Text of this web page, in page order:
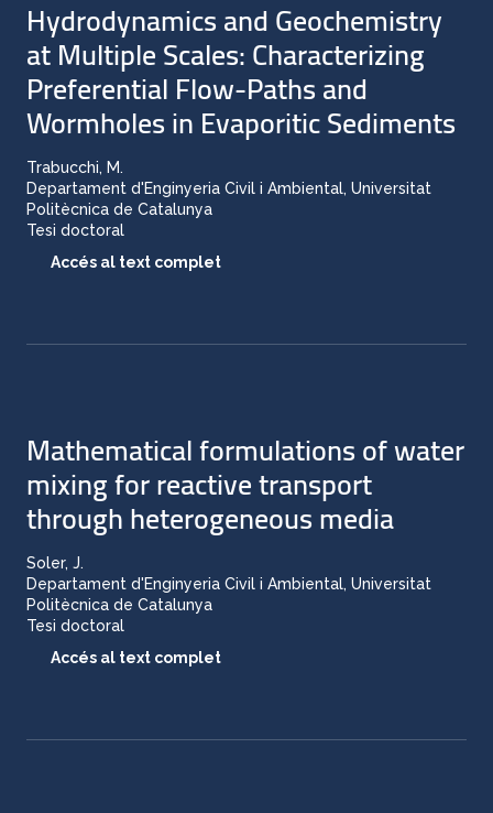
Hydrodynamics and Geochemistry
at Multiple Scales: Characterizing
Preferential Flow-Paths and
Wormholes in Evaporitic Sediments
Trabucchi, M.
Departament d'Enginyeria Civil i Ambiental, Universitat
Politècnica de Catalunya
Tesi doctoral
Accés al text complet
Mathematical formulations of water
mixing for reactive transport
through heterogeneous media
Soler, J.
Departament d'Enginyeria Civil i Ambiental, Universitat
Politècnica de Catalunya
Tesi doctoral
Accés al text complet